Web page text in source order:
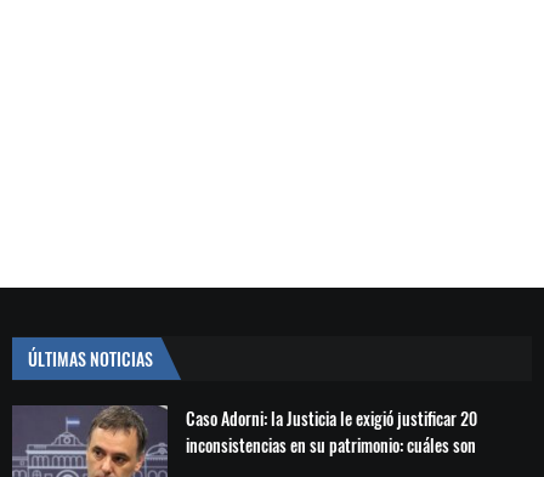
ÚLTIMAS NOTICIAS
Caso Adorni: la Justicia le exigió justificar 20
inconsistencias en su patrimonio: cuáles son